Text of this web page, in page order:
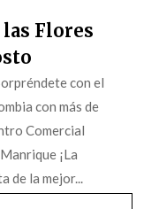
Flores
con el
con más de
Comercial
¡La
la mejor...